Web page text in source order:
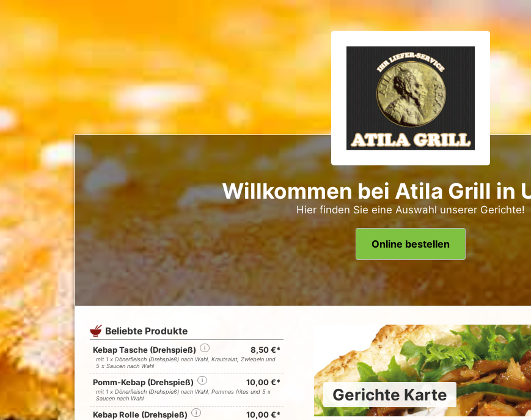
Willkommen bei Atila Grill in
Hier finden Sie eine Auswahl unserer Gerichte!
Online bestellen
Beliebte Produkte
Kebap Tasche (Drehspieß) i 8,50 €*
mit 1 x Dönerfleisch (Drehspieß) nach Wahl, Krautsalat, Zwiebeln und
5 x Saucen nach Wahl
Pomm-Kebap (Drehspieß) i 10,00 €*
mit 1 x Dönerfleisch (Drehspieß) nach Wahl, Pommes frites und 5 x
Saucen nach Wahl
Kebap Rolle (Drehspieß) i 10,00 €*
Gerichte Karte